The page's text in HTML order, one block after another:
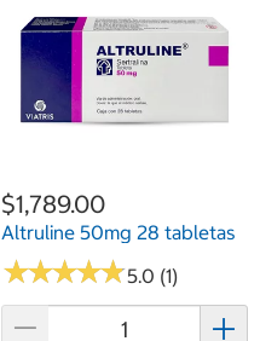
$1,789.00
Altruline 50mg 28 tabletas
★★★★★
★★★★★5.0 (1)